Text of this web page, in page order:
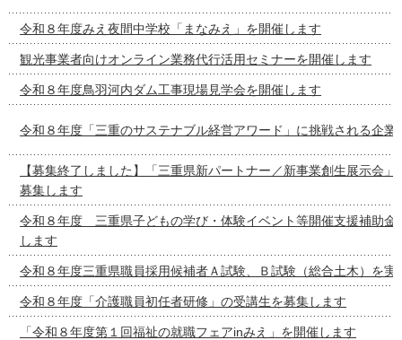
令和８年度みえ夜間中学校「まなみえ」を開催します
観光事業者向けオンライン業務代行活用セミナーを開催します
令和８年度鳥羽河内ダム工事現場見学会を開催します
令和８年度「三重のサステナブル経営アワード」に挑戦される企業
【募集終了しました】「三重県新パートナー／新事業創生展示会
募集します
令和８年度 三重県子どもの学び・体験イベント等開催支援補助金
します
令和８年度三重県職員採用候補者Ａ試験、Ｂ試験（総合土木）を実
令和８年度「介護職員初任者研修」の受講生を募集します
「令和８年度第１回福祉の就職フェアinみえ」を開催します